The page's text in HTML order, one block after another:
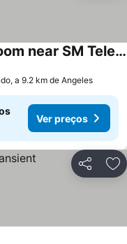
StarNest Modern Double Room near SM Telebastagan
a 9.2 km de Angeles
Ver preços
Partilhar